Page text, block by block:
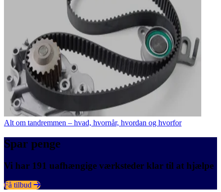
Alt om tandremmen – hvad, hvornår, hvordan og hvorfor
Spar penge
Vi har 191 uafhængige værksteder klar til at hjælpe
Få tilbud